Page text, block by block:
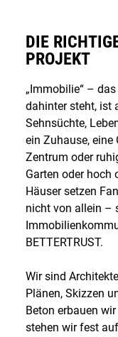
DIE
PROJEKT
„Immobilie“ –
dahinter steht, ist
Sehnsüchte,
ein Zuhause, eine
Zentrum oder
Garten oder hoch
Häuser setzen
nicht von allein –
BETTERTRUST.
Wir sind
Plänen, Skizzen
Beton erbauen
stehen wir fest